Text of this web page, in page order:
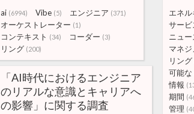
エネル
サービ
ニュ
マネジ
リング
可能な
情報
期間
管理
ai (6994) Vibe (5) エンジニア (371)
オーケストレーター (1)
コンテキスト (34) コーダー (3)
リング (200)
「AI時代におけるエンジニア
のリアルな意識とキャリアへ
の影響」に関する調査